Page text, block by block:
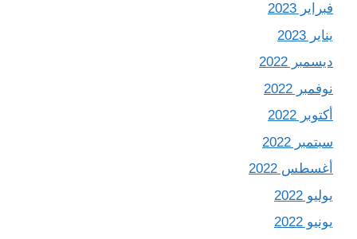
فبراير 2023
يناير 2023
ديسمبر 2022
نوفمبر 2022
أكتوبر 2022
سبتمبر 2022
أغسطس 2022
يوليو 2022
يونيو 2022